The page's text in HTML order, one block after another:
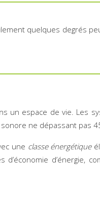
quelques degrés
un espace de vie. Les
ne dépassant pas
une classe énergétique
d’énergie,